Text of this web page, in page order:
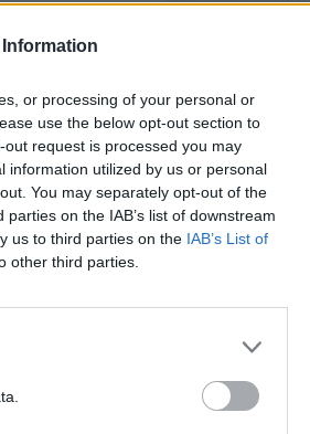
or processing of your personal or
use the below opt-out section to
request is processed you may
information utilized by us or personal
You may separately opt-out of the
on the IAB’s list of downstream
us to third parties on the IAB’s List of
other third parties.
SEGUICI SUI SOCIAL